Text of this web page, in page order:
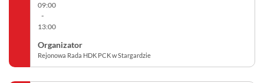
09:00
-
13:00
Rejonowa Rada HDK PCK w Stargardzie